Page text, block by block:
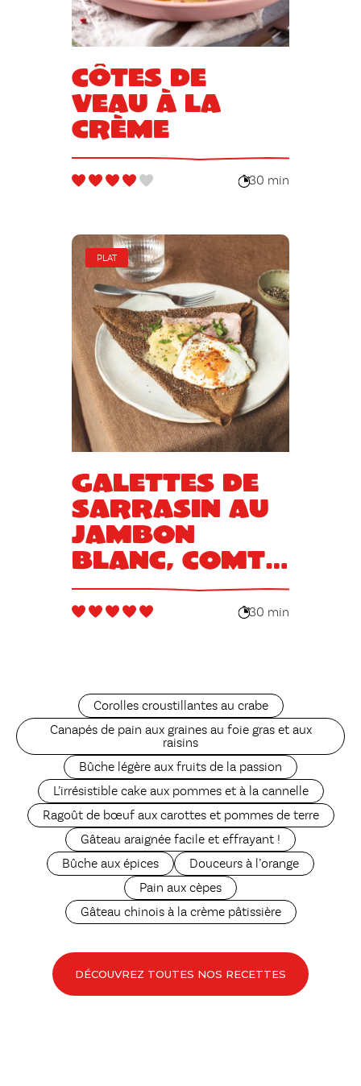
Côtes de
veau à la
crème
30 min
PLAT
Galettes de
sarrasin au
jambon
blanc, Comté
et œuf
30 min
Corolles croustillantes au crabe
Canapés de pain aux graines au foie gras et aux
raisins
Bûche légère aux fruits de la passion
L’irrésistible cake aux pommes et à la cannelle
Ragoût de bœuf aux carottes et pommes de terre
Gâteau araignée facile et effrayant !
Bûche aux épices
Douceurs à l’orange
Pain aux cèpes
Gâteau chinois à la crème pâtissière
DÉCOUVREZ TOUTES NOS RECETTES